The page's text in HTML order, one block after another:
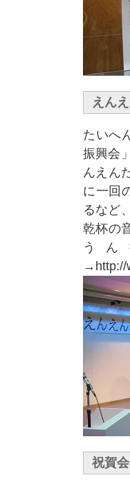
えん
たいへ
振興会
んえん
に一回
るなど
乾杯の
う
→http://
祝賀